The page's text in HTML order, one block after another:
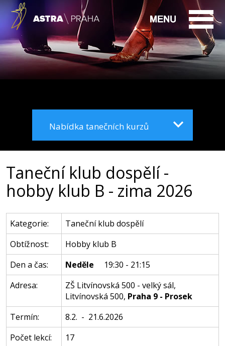
Nabídka tanečních kurzů
Taneční klub dospělí -
hobby klub B - zima 2026
Kategorie:
Taneční klub dospělí
Obtížnost:
Hobby klub B
Den a čas:
Neděle
19:30 - 21:15
Adresa:
ZŠ Litvínovská 500 - velký sál,
Litvínovská 500, Praha 9 - Prosek
Termín:
8.2. - 21.6.2026
Počet lekcí:
17